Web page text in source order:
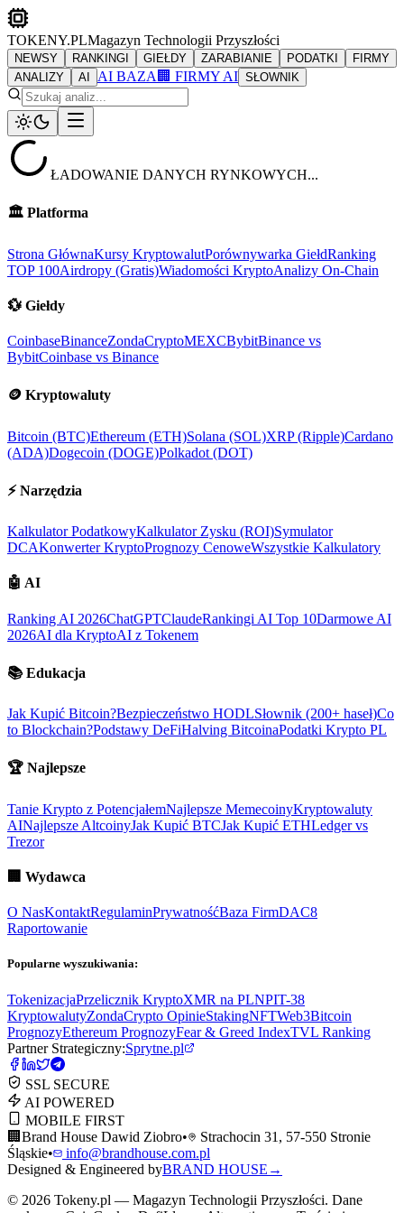
TOKENY.PLMagazyn Technologii Przyszłości
NEWSY RANKINGI GIEŁDY ZARABIANIE PODATKI
FIRMY
ANALIZY
AI AI BAZA 🏢 FIRMY AI SŁOWNIK
ŁADOWANIE DANYCH RYNKOWYCH...
🏛️ Platforma
Strona GłównaKursy KryptowalutPorównywarka GiełdRanking
TOP 100Airdropy (Gratis)Wiadomości KryptoAnalizy On-Chain
💱 Giełdy
CoinbaseBinanceZondaCryptoMEXCBybitBinance vs
BybitCoinbase vs Binance
🪙 Kryptowaluty
Bitcoin (BTC)Ethereum (ETH)Solana (SOL)XRP (Ripple)Cardano
(ADA)Dogecoin (DOGE)Polkadot (DOT)
⚡ Narzędzia
Kalkulator PodatkowyKalkulator Zysku (ROI)Symulator
DCAKonwerter KryptoPrognozy CenoweWszystkie Kalkulatory
🤖 AI
Ranking AI 2026ChatGPTClaudeRankingi AI Top 10Darmowe AI
2026AI dla KryptoAI z Tokenem
📚 Edukacja
Jak Kupić Bitcoin?Bezpieczeństwo HODLSłownik (200+ haseł)Co
to Blockchain?Podstawy DeFiHalving BitcoinaPodatki Krypto PL
🏆 Najlepsze
Tanie Krypto z PotencjałemNajlepsze MemecoinyKryptowaluty
AINajlepsze AltcoinyJak Kupić BTCJak Kupić ETHLedger vs
Trezor
🏢 Wydawca
O NasKontaktRegulaminPrywatnośćBaza FirmDAC8
Raportowanie
Popularne wyszukiwania:
TokenizacjaPrzelicznik KryptoXMR na PLNPIT-38
KryptowalutyZondaCrypto OpinieStakingNFTWeb3Bitcoin
PrognozyEthereum PrognozyFear & Greed IndexTVL Ranking
Partner Strategiczny:Sprytne.pl
SSL SECURE
AI POWERED
MOBILE FIRST
🏢 Brand House Dawid Ziobro•
Strachocin 31, 57-550 Stronie
Śląskie•
info@brandhouse.com.pl
Designed & Engineered byBRAND HOUSE →
© 2026 Tokeny.pl — Magazyn Technologii Przyszłości. Dane